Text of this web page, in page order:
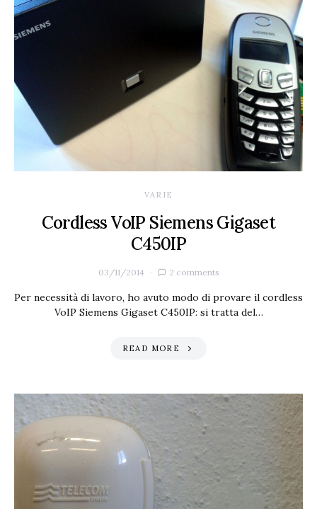
VARIE
Cordless VoIP Siemens Gigaset
C450IP
03/11/2014 2 comments
Per necessità di lavoro, ho avuto modo di provare il cordless
VoIP Siemens Gigaset C450IP: si tratta del…
READ MORE